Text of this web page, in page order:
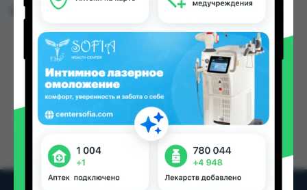
Цена: от14.00 TJS